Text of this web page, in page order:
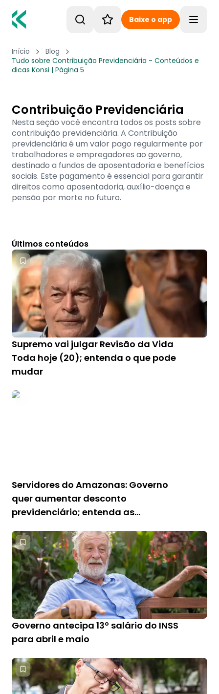
Baixe o app
Início
Blog
Tudo sobre Contribuição Previdenciária - Conteúdos e
dicas Konsi | Página 5
Contribuição Previdenciária
Nesta seção você encontra todos os posts sobre
contribuição previdenciária. A Contribuição
previdenciária é um valor pago regularmente por
trabalhadores e empregadores ao governo,
destinado a fundos de aposentadoria e benefícios
sociais. Este pagamento é essencial para garantir
direitos como aposentadoria, auxílio-doença e
pensão por morte no futuro.
Últimos conteúdos
Supremo vai julgar Revisão da Vida
Toda hoje (20); entenda o que pode
mudar
Servidores do Amazonas: Governo
quer aumentar desconto
previdenciário; entenda as
Governo antecipa 13º salário do INSS
para abril e maio